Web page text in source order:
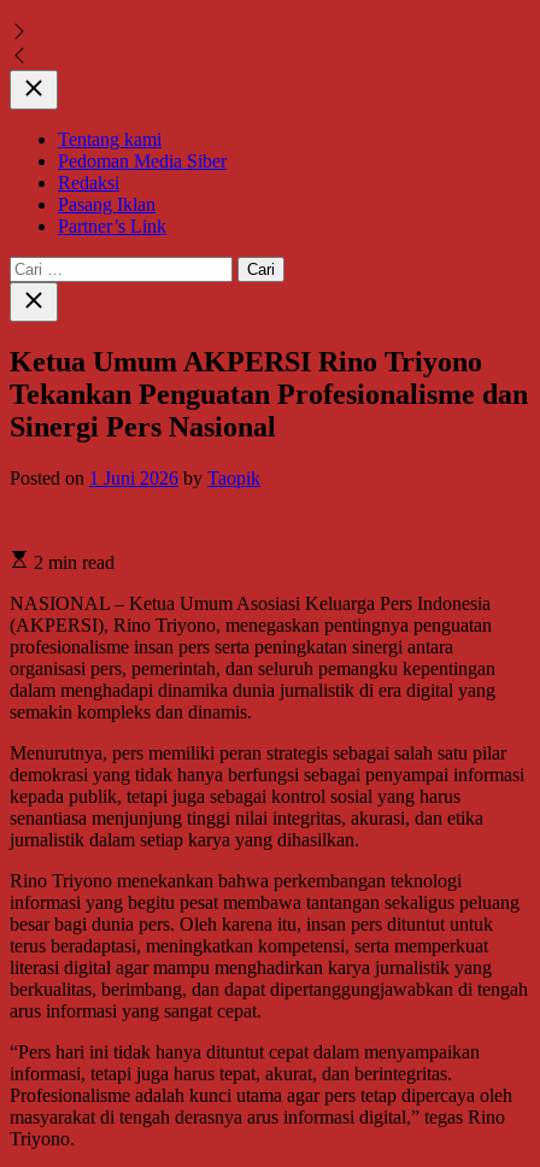
Close
Tentang kami
Pedoman Media Siber
Redaksi
Pasang Iklan
Partner’s Link
Cari
untuk:
Close
search
Ketua Umum AKPERSI Rino Triyono
Tekankan Penguatan Profesionalisme dan
Sinergi Pers Nasional
Posted on 1 Juni 2026 by Taopik
2 min read
NASIONAL – Ketua Umum Asosiasi Keluarga Pers Indonesia
(AKPERSI), Rino Triyono, menegaskan pentingnya penguatan
profesionalisme insan pers serta peningkatan sinergi antara
organisasi pers, pemerintah, dan seluruh pemangku kepentingan
dalam menghadapi dinamika dunia jurnalistik di era digital yang
semakin kompleks dan dinamis.
Menurutnya, pers memiliki peran strategis sebagai salah satu pilar
demokrasi yang tidak hanya berfungsi sebagai penyampai informasi
kepada publik, tetapi juga sebagai kontrol sosial yang harus
senantiasa menjunjung tinggi nilai integritas, akurasi, dan etika
jurnalistik dalam setiap karya yang dihasilkan.
Rino Triyono menekankan bahwa perkembangan teknologi
informasi yang begitu pesat membawa tantangan sekaligus peluang
besar bagi dunia pers. Oleh karena itu, insan pers dituntut untuk
terus beradaptasi, meningkatkan kompetensi, serta memperkuat
literasi digital agar mampu menghadirkan karya jurnalistik yang
berkualitas, berimbang, dan dapat dipertanggungjawabkan di tengah
arus informasi yang sangat cepat.
“Pers hari ini tidak hanya dituntut cepat dalam menyampaikan
informasi, tetapi juga harus tepat, akurat, dan berintegritas.
Profesionalisme adalah kunci utama agar pers tetap dipercaya oleh
masyarakat di tengah derasnya arus informasi digital,” tegas Rino
Triyono.